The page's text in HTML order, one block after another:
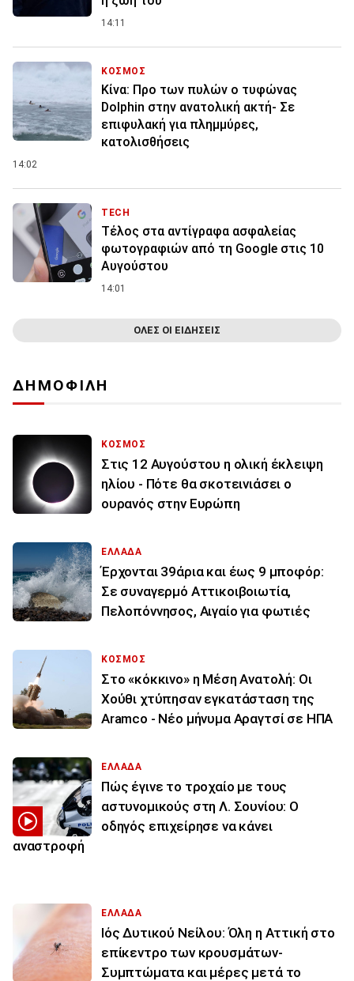
14:11
ΚΟΣΜΟΣ
Κίνα: Προ των πυλών ο τυφώνας
Dolphin στην ανατολική ακτή- Σε
επιφυλακή για πλημμύρες,
κατολισθήσεις
14:02
TECH
Τέλος στα αντίγραφα ασφαλείας
φωτογραφιών από τη Google στις 10
Αυγούστου
14:01
ΟΛΕΣ ΟΙ ΕΙΔΗΣΕΙΣ
ΔΗΜΟΦΙΛΗ
ΚΟΣΜΟΣ
Στις 12 Αυγούστου η ολική έκλειψη
ηλίου - Πότε θα σκοτεινιάσει ο
ουρανός στην Ευρώπη
ΕΛΛΑΔΑ
Έρχονται 39άρια και έως 9 μποφόρ:
Σε συναγερμό Αττικοιβοιωτία,
Πελοπόννησος, Αιγαίο για φωτιές
ΚΟΣΜΟΣ
Στο «κόκκινο» η Μέση Ανατολή: Οι
Χούθι χτύπησαν εγκατάσταση της
Aramco - Νέο μήνυμα Αραγτσί σε ΗΠΑ
ΕΛΛΑΔΑ
Πώς έγινε το τροχαίο με τους
αστυνομικούς στη Λ. Σουνίου: Ο
οδηγός επιχείρησε να κάνει
αναστροφή
ΕΛΛΑΔΑ
Ιός Δυτικού Νείλου: Όλη η Αττική στο
επίκεντρο των κρουσμάτων-
Συμπτώματα και μέρες μετά το